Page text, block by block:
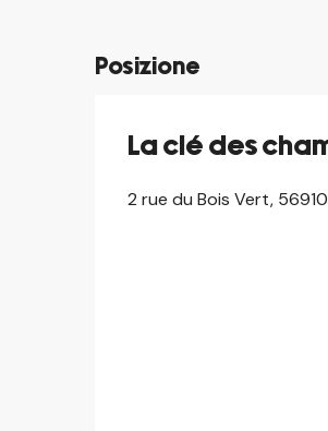
Posizione
La clé des
2 rue du Bois Vert,